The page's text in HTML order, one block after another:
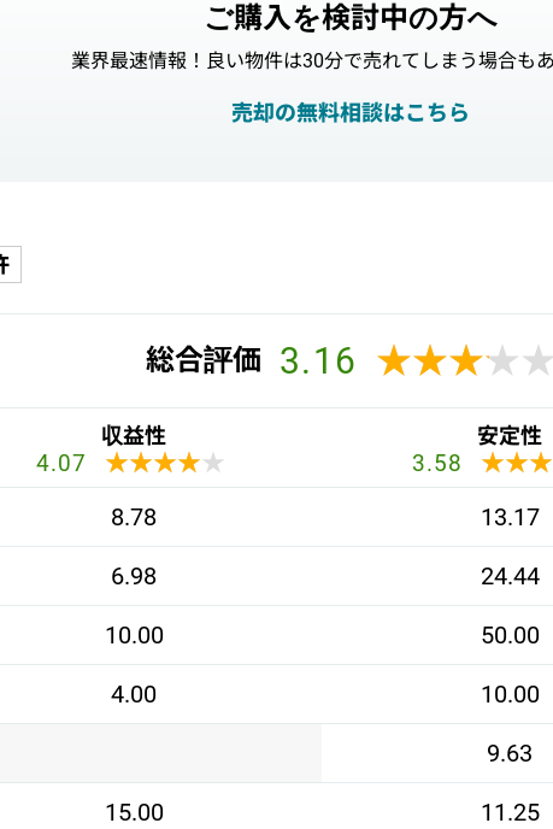
ご購入を検討中の方へ
業界最速情報！良い物件は30分で売れてしまう場合もあ
売却の無料相談はこちら
総合評価 3.16 ★★★★★
★★★★★
収益性
4.07 ★★★★★
★★★★★
安定性
3.58
8.78 13.17
6.98 24.44
10.00 50.00
4.00 10.00
9.63
15.00 11.25